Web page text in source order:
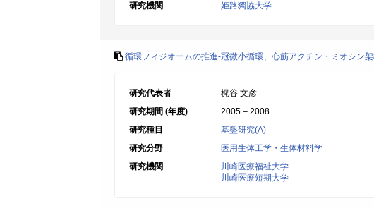
研究機関
姫路獨協大学
循環フィジオームの推進-冠微小循環、心筋アクチン・ミオシン
研究代表者
梶谷 文彦
研究期間 (年度)
2005 – 2008
研究種目
基盤研究(A)
研究分野
医用生体工学・生体材料学
研究機関
川崎医療福祉大学
川崎医療短期大学